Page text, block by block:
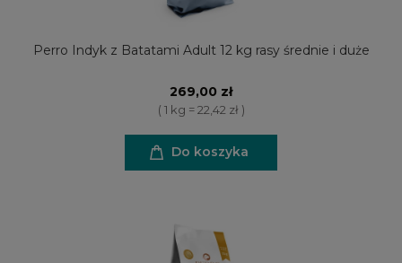
Perro Indyk z Batatami Adult 12 kg rasy średnie i duże
269,00 zł
( 1 kg = 22,42 zł )
Do koszyka